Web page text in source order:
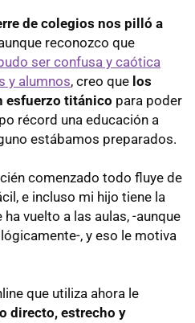
de colegios nos pilló a
reconozco que
ser confusa y caótica
y alumnos, creo que los
esfuerzo titánico para poder
récord una educación a
estábamos preparados.
comenzado todo fluye de
e incluso mi hijo tiene la
vuelto a las aulas, -aunque
, y eso le motiva
que utiliza ahora le
directo, estrecho y